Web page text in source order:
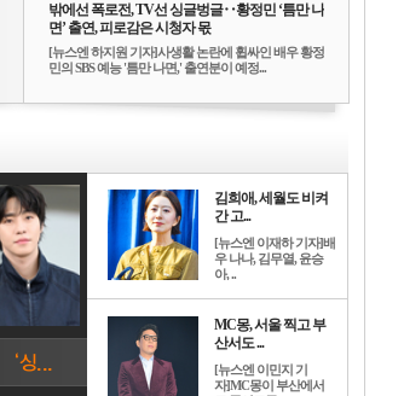
밖에선 폭로전, TV선 싱글벙글‥황정민 ‘틈만 나
면’ 출연, 피로감은 시청자 몫
[뉴스엔 하지원 기자]사생활 논란에 휩싸인 배우 황정
민의 SBS 예능 '틈만 나면,' 출연분이 예정...
김희애, 세월도 비켜
간 고...
[뉴스엔 이재하 기자]배
우 나나, 김무열, 윤승
아, ..
MC몽, 서울 찍고 부
산서도 ...
[뉴스엔 이민지 기
자]MC몽이 부산에서